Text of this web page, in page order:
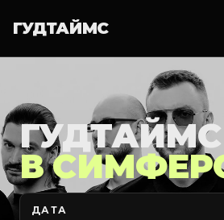
ГУДТАЙМС
ГУДТАЙМС
В
ДАТА